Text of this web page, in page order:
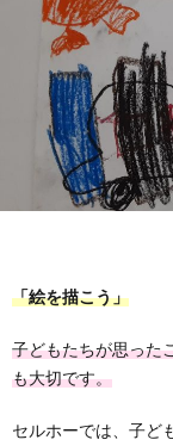
「絵を描こう」
子どもたちが思った
も大切です。
セルホーでは、子ど